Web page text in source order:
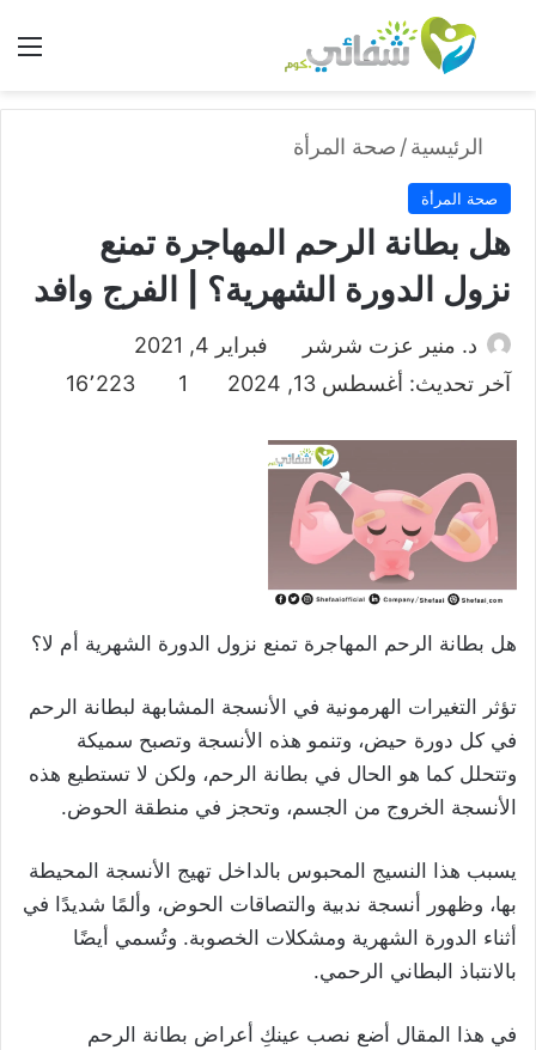
بحث عن
الرئيسية/ صحة المرأة
صحة المرأة
هل بطانة الرحم المهاجرة تمنع
نزول الدورة الشهرية؟ | الفرج وافد
د. منير عزت شرشر
فبراير 4, 2021
آخر تحديث: أغسطس 13, 2024
1 16٬223
هل بطانة الرحم المهاجرة تمنع نزول الدورة الشهرية أم لا؟
تؤثر التغيرات الهرمونية في الأنسجة المشابهة لبطانة الرحم
في كل دورة حيض، وتنمو هذه الأنسجة وتصبح سميكة
وتتحلل كما هو الحال في بطانة الرحم، ولكن لا تستطيع هذه
الأنسجة الخروج من الجسم، وتحجز في منطقة الحوض.
يسبب هذا النسيج المحبوس بالداخل تهيج الأنسجة المحيطة
بها، وظهور أنسجة ندبية والتصاقات الحوض، وألمًا شديدًا في
أثناء الدورة الشهرية ومشكلات الخصوبة. وتُسمي أيضًا
بالانتباذ البطاني الرحمي.
في هذا المقال أضع نصب عينكِ أعراض بطانة الرحم